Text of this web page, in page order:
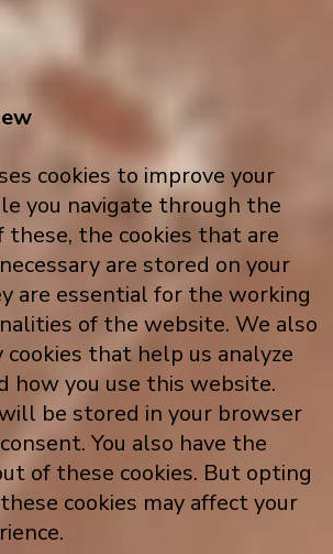
cookies to improve your
you navigate through the
these, the cookies that are
are stored on your
are essential for the working
of the website. We also
that help us analyze
how you use this website.
be stored in your browser
You also have the
of these cookies. But opting
cookies may affect your